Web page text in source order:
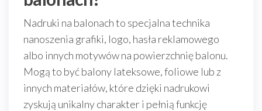
Nadruki na balonach to specjalna technika
nanoszenia grafiki, logo, hasła reklamowego
albo innych motywów na powierzchnię balonu.
Mogą to być balony lateksowe, foliowe lub z
innych materiałów, które dzięki nadrukowi
zyskują unikalny charakter i pełnią funkcję